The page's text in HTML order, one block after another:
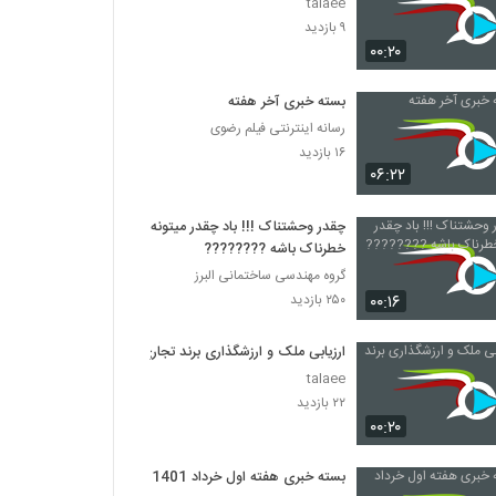
۰۰:۲۰
۹ بازدید
۰۶:۲۲
بسته خبری آخر هفته
رسانه اینترنتی فیلم رضوی
۱۶ بازدید
۰۰:۱۶
چقدر وحشتناک !!! باد چقدر میتونه
خطرناک باشه ????​????​
گروه مهندسی ساختمانی البرز
۲۵۰ بازدید
۰۰:۲۰
ارزیابی ملک و ارزشگذاری برند تجاری
talaee
۲۲ بازدید
بسته خبری هفته اول خرداد 1401